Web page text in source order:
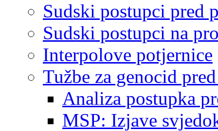
Sudski postupci pred
Sudski postupci na
Interpolove potjernice
Tužbe za genocid
Analiza postupka
MSP: Izjave